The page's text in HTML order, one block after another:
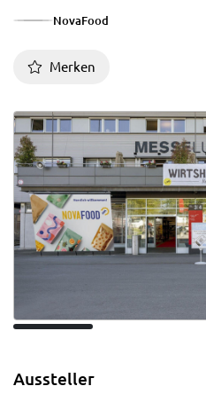
NovaFood
Merken
Aussteller